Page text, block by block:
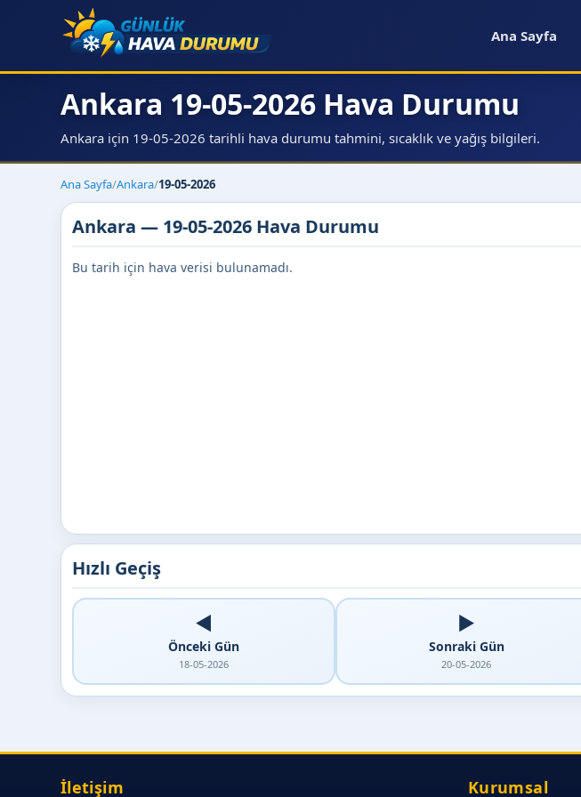
Ana Sayfa
Ankara 19-05-2026 Hava Durumu
Ankara için 19-05-2026 tarihli hava durumu tahmini, sıcaklık ve yağış bilgileri.
Ana Sayfa/Ankara/19-05-2026
Ankara — 19-05-2026 Hava Durumu
Bu tarih için hava verisi bulunamadı.
Hızlı Geçiş
◀️
Önceki Gün
18-05-2026
▶️
Sonraki Gün
20-05-2026
İletişim Kurumsal